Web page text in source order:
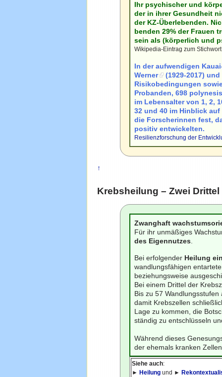
Ihr psychischer und
der in ihrer Gesundheit
der KZ-Überlebenden.
benden 29% der Frauen
sein als (körperlich und
Wikipedia-Eintrag zum
In der aufwendigen
Werner
(1929-2017)
Risikobedingungen
Probanden, 698
im Lebensalter von 1, 2,
32 und 40 im Hinblick
die Forscherinnen fest,
positiv entwickelten.
Resilienzforschung der
↑
Krebsheilung – Zwei
Zwanghaft
Für ihr unmäßiges
des Eigennutzes
Bei erfolgender Heilung
wandlungsfähigen
beziehungsweise
Bei einem Drittel der
Bis zu 57
damit Krebszellen
Lage zu kommen, die
ständig zu entschlüsseln
Während dieses
der ehemals kranken
Siehe auch:
►Heilung und ►